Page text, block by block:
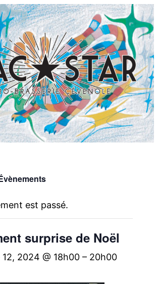
est passé.
surprise de Noël
2024 @ 18h00 – 20h00